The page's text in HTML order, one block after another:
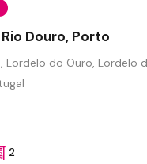
Douro, Porto
Lordelo do Ouro, Lordelo
2